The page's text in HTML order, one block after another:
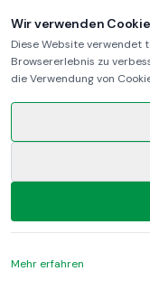
Wir verwenden
Diese Website verwendet
Browsererlebnis zu
die Verwendung von
Mehr erfahren